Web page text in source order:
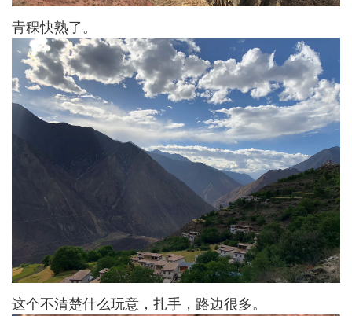
青稞快熟了。
这个不清楚什么玩意，扎手，路边很多。